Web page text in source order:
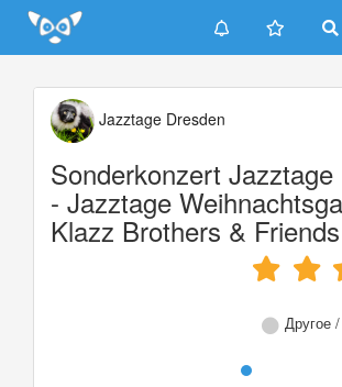
Update cookies preferences
Jazztage Dresden
Sonderkonzert Jazztage
- Jazztage
Klazz Brothers & Friends
Другое